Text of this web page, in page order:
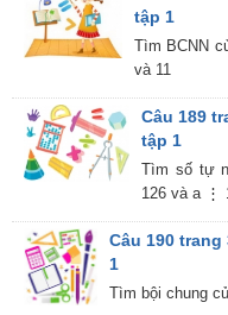
tập 1
Tìm BCNN
và 11
Câu 189
tập 1
Tìm số tự
126 và a ⋮
Câu 190 trang
1
Tìm bội chung